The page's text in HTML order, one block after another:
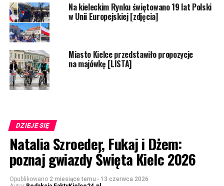
Na kieleckim Rynku świętowano 19 lat Polski
w Unii Europejskiej [zdjęcia]
Miasto Kielce przedstawiło propozycje
na majówkę [LISTA]
DZIEJE SIĘ
Natalia Szroeder, Fukaj i Dżem:
poznaj gwiazdy Święta Kielc 2026
Opublikowano 2 miesiące temu - 13 czerwca 2026